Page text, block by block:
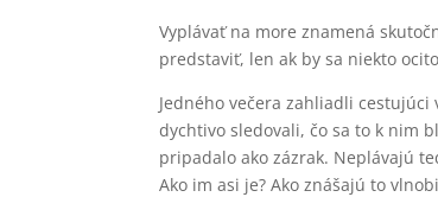
Vyplávať na more znamená
predstaviť, len ak by sa niekto
Jedného večera zahliadli
dychtivo sledovali, čo sa to k nim
pripadalo ako zázrak. Neplávajú
Ako im asi je? Ako znášajú to